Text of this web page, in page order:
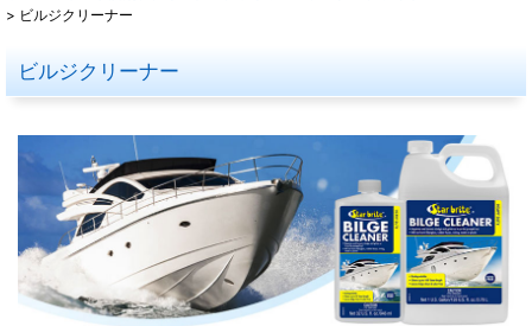
> ビルジクリーナー
ビルジクリーナー